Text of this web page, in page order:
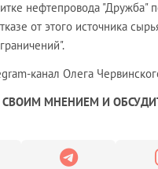
нефтепровода "Дружба"
от этого источника
канал Олега
СВОИМ МНЕНИЕМ И